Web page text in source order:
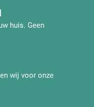
huis. Geen
wij voor onze